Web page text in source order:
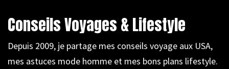
Conseils Voyages & Lifestyle
Depuis 2009, je partage mes conseils voyage aux USA,
mes astuces mode homme et mes bons plans lifestyle.